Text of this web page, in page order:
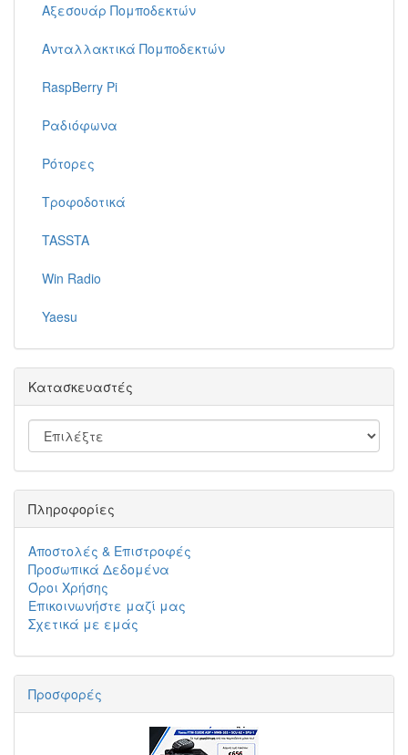
Αξεσουάρ Πομποδεκτών
Ανταλλακτικά Πομποδεκτών
RaspBerry Pi
Ραδιόφωνα
Ρότορες
Τροφοδοτικά
TASSTA
Win Radio
Yaesu
Κατασκευαστές
Πληροφορίες
Αποστολές & Επιστροφές
Προσωπικά Δεδομένα
Όροι Χρήσης
Επικοινωνήστε μαζί μας
Σχετικά με εμάς
Προσφορές